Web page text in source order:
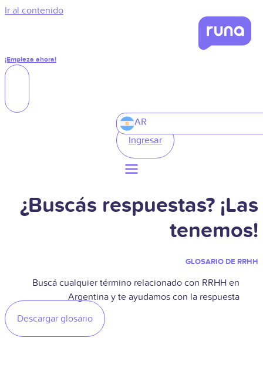
Ir al contenido
¡Empieza ahora!
AR
Ingresar
¿Buscás respuestas? ¡Las
tenemos!
GLOSARIO DE RRHH
Buscá cualquier término relacionado con RRHH en
Argentina y te ayudamos con la respuesta
Descargar glosario